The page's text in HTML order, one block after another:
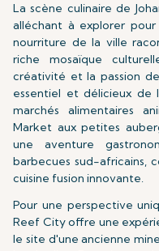
La scène culinaire de
alléchant à explorer
nourriture de la ville
riche mosaïque
créativité et la passion
essentiel et délicieux de
marchés alimentaires
Market aux petites
une aventure
barbecues sud-africains,
cuisine fusion innovante.
Pour une perspective
Reef City offre une
le site d'une ancienne